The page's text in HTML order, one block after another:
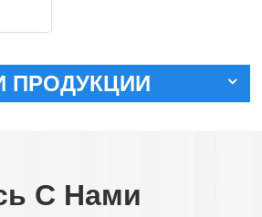
ПРОДУКЦИИ
С Нами